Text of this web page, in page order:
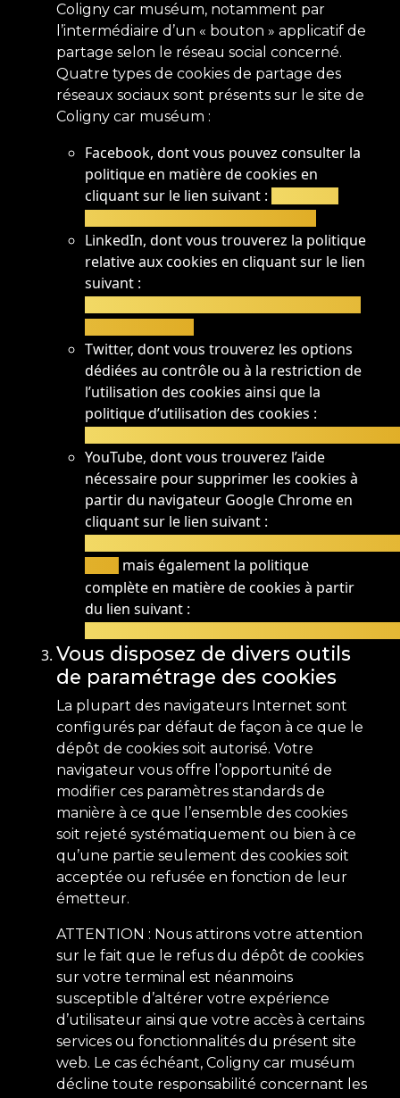
Coligny car muséum, notamment par
l’intermédiaire d’un « bouton » applicatif de
partage selon le réseau social concerné.
Quatre types de cookies de partage des
réseaux sociaux sont présents sur le site de
Coligny car muséum :
Facebook, dont vous pouvez consulter la
politique en matière de cookies en
cliquant sur le lien suivant :
LinkedIn, dont vous trouverez la politique
relative aux cookies en cliquant sur le lien
suivant :
Twitter, dont vous trouverez les options
dédiées au contrôle ou à la restriction de
l’utilisation des cookies ainsi que la
politique d’utilisation des cookies :
YouTube, dont vous trouverez l’aide
nécessaire pour supprimer les cookies à
partir du navigateur Google Chrome en
cliquant sur le lien suivant :
mais également la politique
complète en matière de cookies à partir
du lien suivant :
Vous disposez de divers outils
de paramétrage des cookies
La plupart des navigateurs Internet sont
configurés par défaut de façon à ce que le
dépôt de cookies soit autorisé. Votre
navigateur vous offre l’opportunité de
modifier ces paramètres standards de
manière à ce que l’ensemble des cookies
soit rejeté systématiquement ou bien à ce
qu’une partie seulement des cookies soit
acceptée ou refusée en fonction de leur
émetteur.
ATTENTION : Nous attirons votre attention
sur le fait que le refus du dépôt de cookies
sur votre terminal est néanmoins
susceptible d’altérer votre expérience
d’utilisateur ainsi que votre accès à certains
services ou fonctionnalités du présent site
web. Le cas échéant, Coligny car muséum
décline toute responsabilité concernant les